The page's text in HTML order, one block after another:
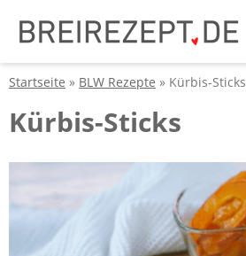
Startseite » BLW Rezepte » Kürbis-Sticks
Kürbis-Sticks